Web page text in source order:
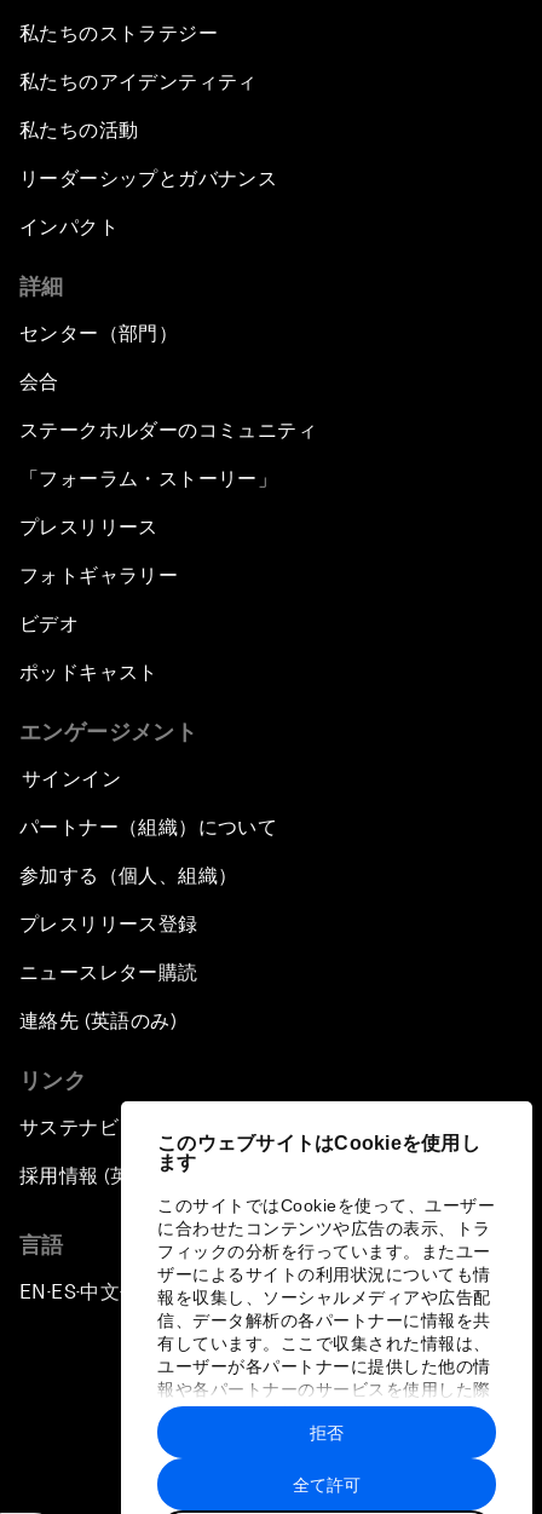
このウェブサイトはCookieを使用し
ます
このサイトではCookieを使って、ユーザー
に合わせたコンテンツや広告の表示、トラ
フィックの分析を行っています。またユー
ザーによるサイトの利用状況についても情
報を収集し、ソーシャルメディアや広告配
信、データ解析の各パートナーに情報を共
有しています。ここで収集された情報は、
ユーザーが各パートナーに提供した他の情
報や各パートナーのサービスを使用した際
に収集された情報と組み合わされ、各パー
トナーによって使用されることがありま
す。
全て許可
拒否
私たちのストラテジー
私たちのアイデンティティ
私たちの活動
リーダーシップとガバナンス
インパクト
詳細
センター（部門）
会合
ステークホルダーのコミュニティ
「フォーラム・ストーリー」
プレスリリース
フォトギャラリー
ビデオ
ポッドキャスト
エンゲージメント
サインイン
パートナー（組織）について
参加する（個人、組織）
プレスリリース登録
ニュースレター購読
連絡先 (英語のみ)
リンク
サステナビリティへの取り組み
採用情報 (英語のみ)
言語
EN ▪ES▪中文▪ 日本語
プライバシーポリシーと利用規約
サイトマップ